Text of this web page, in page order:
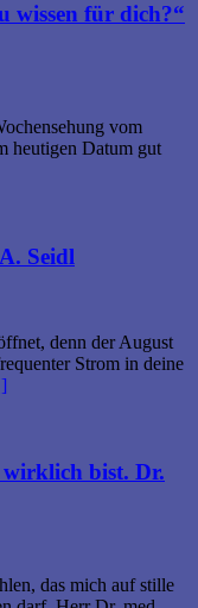
wissen für dich?“
vom
heutigen Datum gut
Seidl
denn der August
Strom in deine
bist. Dr.
das mich auf stille